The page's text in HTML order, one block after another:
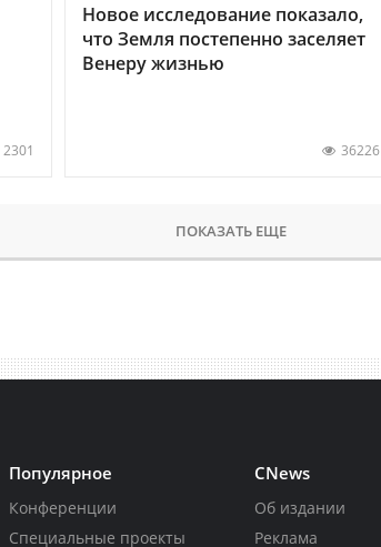
2301
Новое исследование показало,
что Земля постепенно заселяет
Венеру жизнью
36226
ПОКАЗАТЬ ЕЩЕ
Популярное
Конференции
Специальные проекты
CNews
Об издании
Реклама